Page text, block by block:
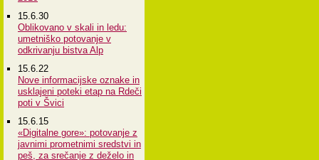
15.6.30
Oblikovano v skali in ledu:
umetniško potovanje v
odkrivanju bistva Alp
15.6.22
Nove informacijske oznake in
usklajeni poteki etap na Rdeči
poti v Švici
15.6.15
«Digitalne gore»: potovanje z
javnimi prometnimi sredstvi in
peš, za srečanje z deželo in